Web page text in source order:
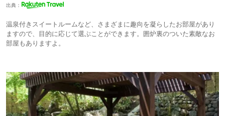
出典：
温泉付きスイートルームなど、さまざまに趣向を凝らしたお部屋があり
ますので、目的に応じて選ぶことができます。囲炉裏のついた素敵なお
部屋もありますよ。